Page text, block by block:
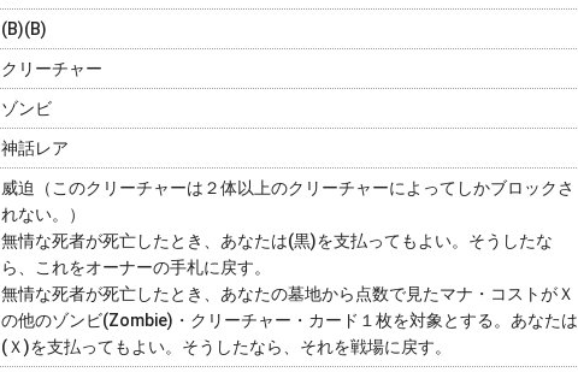
(B)(B)
クリーチャー
ゾンビ
神話レア
威迫（このクリーチャーは２体以上のクリーチャーによってしかブロックさ
れない。）
無情な死者が死亡したとき、あなたは(黒)を支払ってもよい。そうしたな
ら、これをオーナーの手札に戻す。
無情な死者が死亡したとき、あなたの墓地から点数で見たマナ・コストがＸ
の他のゾンビ(Zombie)・クリーチャー・カード１枚を対象とする。あなたは
(Ｘ)を支払ってもよい。そうしたなら、それを戦場に戻す。